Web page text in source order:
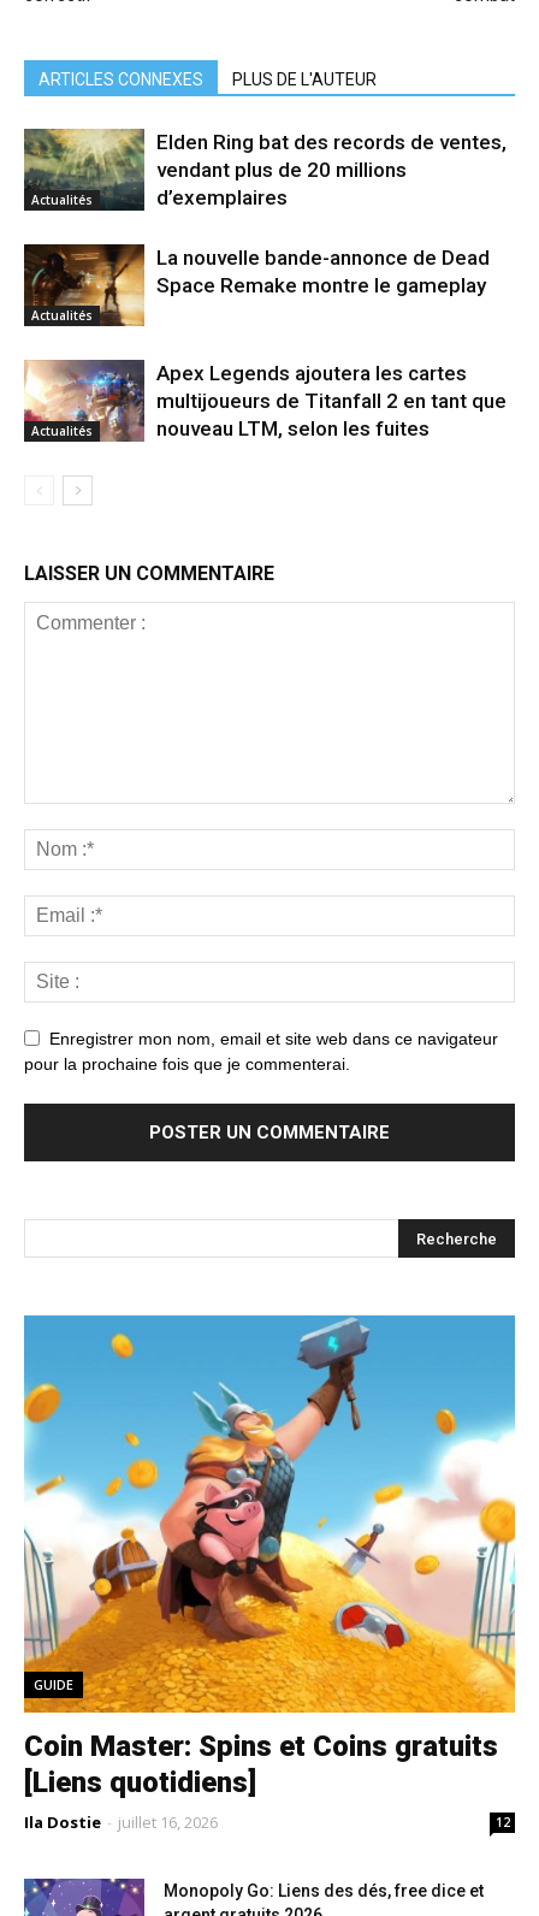
ARTICLES CONNEXES PLUS DE L'AUTEUR
Actualités
Elden Ring bat des records de ventes,
vendant plus de 20 millions
d’exemplaires
Actualités
La nouvelle bande-annonce de Dead
Space Remake montre le gameplay
Actualités
Apex Legends ajoutera les cartes
multijoueurs de Titanfall 2 en tant que
nouveau LTM, selon les fuites
LAISSER UN COMMENTAIRE
Enregistrer mon nom, email et site web dans ce navigateur
pour la prochaine fois que je commenterai.
GUIDE
Coin Master: Spins et Coins gratuits
[Liens quotidiens]
Ila Dostie - juillet 16, 2026 12
Monopoly Go: Liens des dés, free dice et